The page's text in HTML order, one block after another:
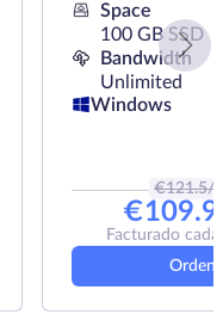
Space
100 GB SSD
Bandwidth
Unlimited
Windows
€121.5/
€
Facturado